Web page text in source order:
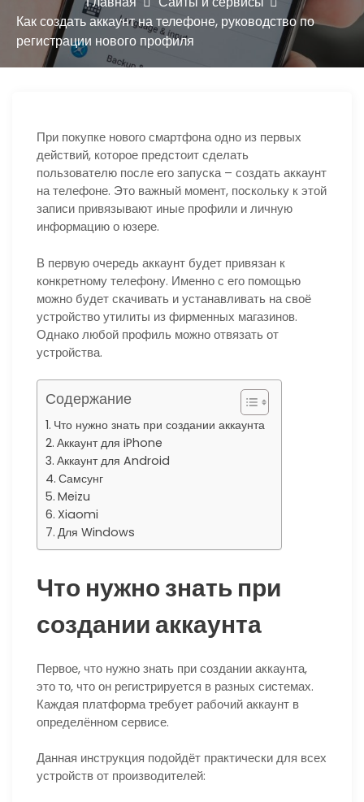
Как создать аккаунт на телефоне, руководство по
регистрации нового профиля
При покупке нового смартфона одно из первых
действий, которое предстоит сделать
пользователю после его запуска – создать аккаунт
на телефоне. Это важный момент, поскольку к этой
записи привязывают иные профили и личную
информацию о юзере.
В первую очередь аккаунт будет привязан к
конкретному телефону. Именно с его помощью
можно будет скачивать и устанавливать на своё
устройство утилиты из фирменных магазинов.
Однако любой профиль можно отвязать от
устройства.
Содержание
Что нужно знать при создании аккаунта
Аккаунт для iPhone
Аккаунт для Android
Самсунг
Meizu
Xiaomi
Для Windows
Что нужно знать при
создании аккаунта
Первое, что нужно знать при создании аккаунта,
это то, что он регистрируется в разных системах.
Каждая платформа требует рабочий аккаунт в
определённом сервисе.
Данная инструкция подойдёт практически для всех
устройств от производителей: